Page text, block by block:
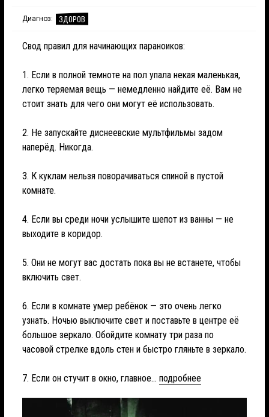
Диагноз: ЗДОРОВ
Свод правил для начинающих параноиков:
1. Если в полной темноте на пол упала некая маленькая,
легко теряемая вещь — немедленно найдите её. Вам не
стоит знать для чего они могут её использовать.
2. Не запускайте диснеевские мультфильмы задом
наперёд. Никогда.
3. К куклам нельзя поворачиваться спиной в пустой
комнате.
4. Если вы среди ночи услышите шепот из ванны — не
выходите в коридор.
5. Они не могут вас достать пока вы не встанете, чтобы
включить свет.
6. Если в комнате умер ребёнок — это очень легко
узнать. Ночью выключите свет и поставьте в центре её
большое зеркало. Обойдите комнату три раза по
часовой стрелке вдоль стен и быстро гляньте в зеркало.
7. Если он стучит в окно, главное... подробнее